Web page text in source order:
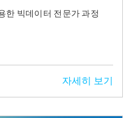
한 빅데이터 전문가 과정
자세히 보기